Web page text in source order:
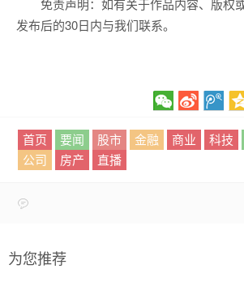
免责声明：如有关于作品内容、版权
发布后的30日内与我们联系。
首页 要闻 股市 金融 商业 科技
公司
房产 直播
为您推荐